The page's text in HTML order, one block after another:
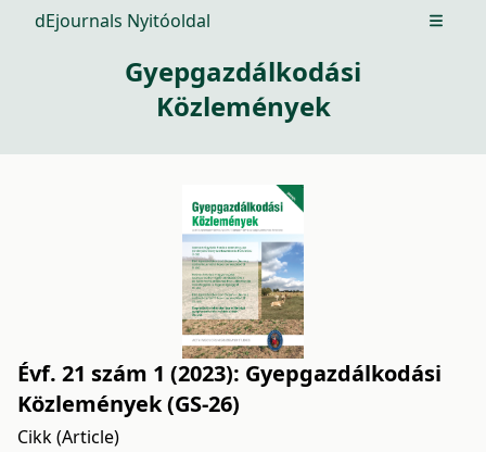
dEjournals Nyitóoldal Open
Gyepgazdálkodási
Közlemények
Évf. 21 szám 1 (2023): Gyepgazdálkodási
Közlemények (GS-26)
Cikk (Article)